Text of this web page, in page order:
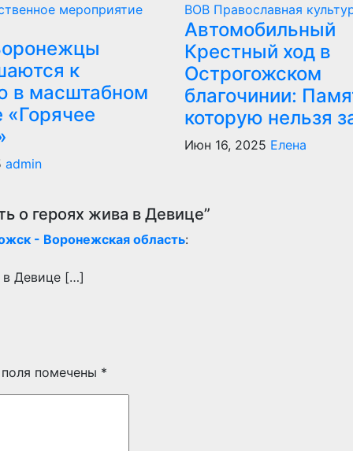
мероприятие
к
в масштабном
«Горячее
admin
ВОВ Православная
Автомобильный
Крестный ход в
Острогожском
благочинии:
которую нельзя
Июн 16, 2025 Елена
о героях жива в Девице”
- Воронежская область:
в Девице […]
помечены *